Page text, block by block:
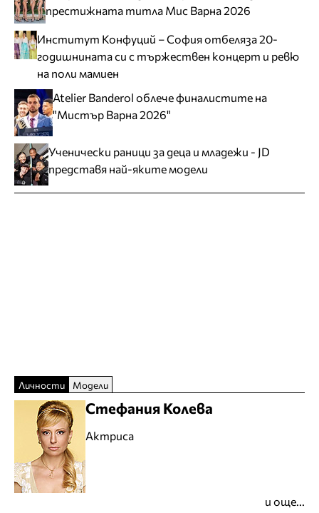
престижната титла Мис Варна 2026
Институт Конфуций – София отбеляза 20-
годишнината си с тържествен концерт и ревю
на поли мамиен
Atelier Banderol облече финалистите на
"Мистър Варна 2026"
Ученически раници за деца и младежи - JD
представя най-яките модели
Личности Модели
Стефания Колева
Актриса
и още...